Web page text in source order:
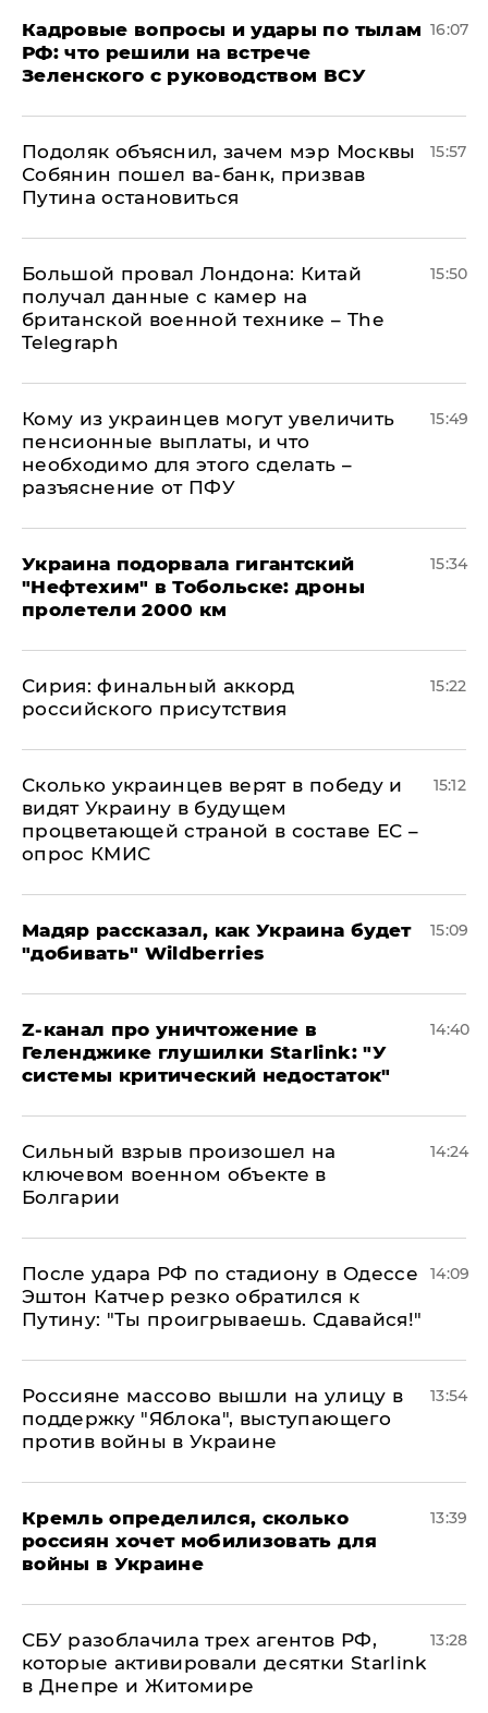
Кадровые вопросы и удары по тылам
РФ: что решили на встрече
Зеленского с руководством ВСУ
16:07
Подоляк объяснил, зачем мэр Москвы
Собянин пошел ва-банк, призвав
Путина остановиться
15:57
Большой провал Лондона: Китай
получал данные с камер на
британской военной технике – The
Telegraph
15:50
Кому из украинцев могут увеличить
пенсионные выплаты, и что
необходимо для этого сделать –
разъяснение от ПФУ
15:49
Украина подорвала гигантский
"Нефтехим" в Тобольске: дроны
пролетели 2000 км
15:34
​Сирия: финальный аккорд
российского присутствия
15:22
Сколько украинцев верят в победу и
видят Украину в будущем
процветающей страной в составе ЕС –
опрос КМИС
15:12
Мадяр рассказал, как Украина будет
"добивать" Wildberries
15:09
Z-канал про уничтожение в
Геленджике глушилки Starlink: "У
системы критический недостаток"
14:40
Сильный взрыв произошел на
ключевом военном объекте в
Болгарии
14:24
После удара РФ по стадиону в Одессе
Эштон Катчер резко обратился к
Путину: "Ты проигрываешь. Сдавайся!"
14:09
Россияне массово вышли на улицу в
поддержку "Яблока", выступающего
против войны в Украине
13:54
Кремль определился, сколько
россиян хочет мобилизовать для
войны в Украине
13:39
СБУ разоблачила трех агентов РФ,
которые активировали десятки Starlink
в Днепре и Житомире
13:28